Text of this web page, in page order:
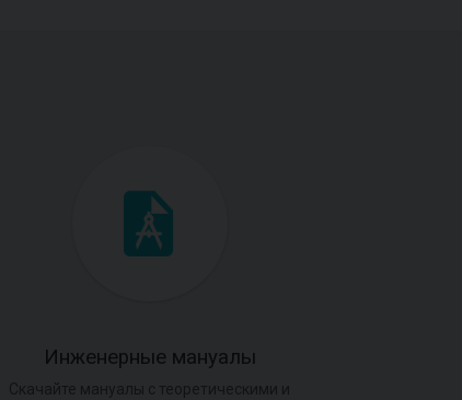
Инженерные мануалы